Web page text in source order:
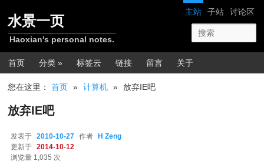
网站导航
主站 子站 讨论区
水景一页
Haoxian's personal notes.
主菜单
首页 分类 » 标签云 链接 留言 关于
您在这里：首页 » 计算机 » 放弃IE吧
放弃IE吧
发表于 2010-10-27 作者
H Zeng
更新于
2014-10-12
浏览量 1,035 次